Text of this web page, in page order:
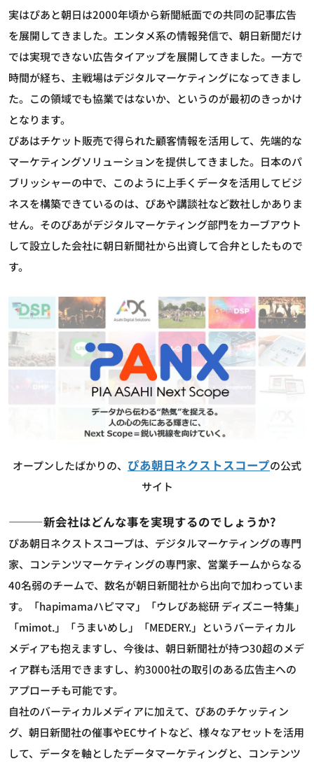
実はぴあと朝日は2000年頃から新聞紙面での共同の記事広告
を展開してきました。エンタメ系の情報発信で、朝日新聞だけ
では実現できない広告タイアップを展開してきました。一方で
時間が経ち、主戦場はデジタルマーケティングになってきまし
た。この領域でも協業ではないか、というのが最初のきっかけ
となります。
ぴあはチケット販売で得られた顧客情報を活用して、先端的な
マーケティングソリューションを提供してきました。日本のパ
ブリッシャーの中で、このように上手くデータを活用してビジ
ネスを構築できているのは、ぴあや講談社など数社しかありま
せん。そのぴあがデジタルマーケティング部門をカーブアウト
して設立した会社に朝日新聞社から出資して合弁としたもので
す。
オープンしたばかりの、 ぴあ朝日ネクストスコープの公式
サイト
―――新会社はどんな事を実現するのでしょうか?
ぴあ朝日ネクストスコープは、デジタルマーケティングの専門
家、コンテンツマーケティングの専門家、営業チームからなる
40名弱のチームで、数名が朝日新聞社から出向で加わっていま
す。「hapimamaハピママ」「ウレぴあ総研 ディズニー特集」
「mimot.」「うまいめし」「MEDERY.」というバーティカル
メディアも抱えますし、今後は、朝日新聞社が持つ30超のメデ
ィア群も活用できますし、約3000社の取引のある広告主への
アプローチも可能です。
自社のバーティカルメディアに加えて、ぴあのチケッティン
グ、朝日新聞社の催事やECサイトなど、様々なアセットを活用
して、データを軸としたデータマーケティングと、コンテンツ